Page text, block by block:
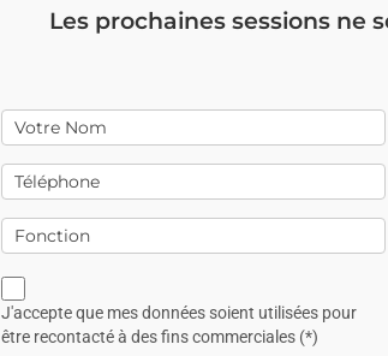
Les prochaines sessions ne
J'accepte que mes données soient utilisées pour
être recontacté à des fins commerciales (*)